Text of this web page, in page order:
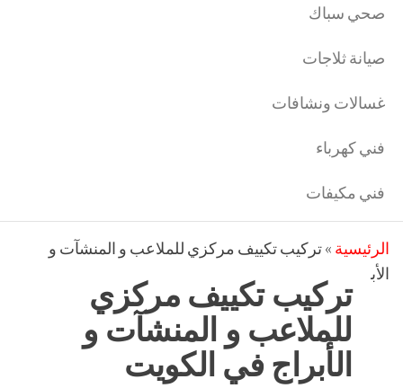
صحي سباك
صيانة ثلاجات
غسالات ونشافات
فني كهرباء
فني مكيفات
الرئيسية »تركيب تكييف مركزي للملاعب و المنشآت و
الأبراج في الكويت
تركيب تكييف مركزي
للملاعب و المنشآت و
الأبراج في الكويت